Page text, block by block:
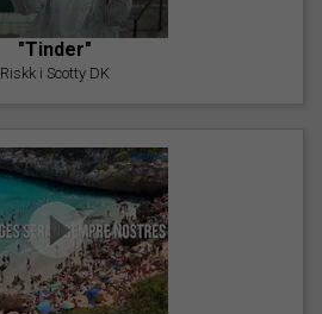
"Tinder"
Riskk i Scotty DK